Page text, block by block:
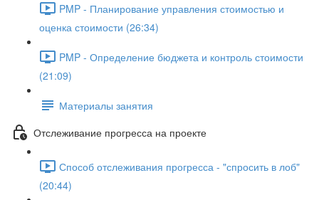
PMP - Планирование управления стоимостью и
оценка стоимости (26:34)
PMP - Определение бюджета и контроль стоимости
(21:09)
Материалы занятия
Отслеживание прогресса на проекте
Способ отслеживания прогресса - "спросить в лоб"
(20:44)